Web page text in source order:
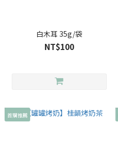
白木耳 35g/袋
NT$100
首購推薦